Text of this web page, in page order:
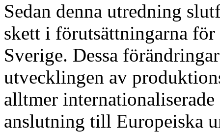
Sedan denna utredning
skett i förutsättningarna
Sverige. Dessa
utvecklingen av
alltmer
anslutning till Europeiska